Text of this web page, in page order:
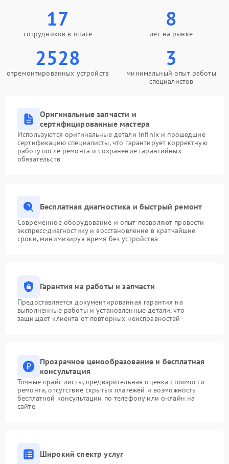
17
сотрудников в штате
8
лет на рынке
2528
отремонтированных устройств
3
минимальный опыт работы
специалистов
Оригинальные запчасти и
сертифицированные мастера
Используются оригинальные детали Infinix и прошедшие
сертификацию специалисты, что гарантирует корректную
работу после ремонта и сохранение гарантийных
обязательств
Бесплатная диагностика и быстрый ремонт
Современное оборудование и опыт позволяют провести
экспресс-диагностику и восстановление в кратчайшие
сроки, минимизируя время без устройства
Гарантия на работы и запчасти
Предоставляется документированная гарантия на
выполненные работы и установленные детали, что
защищает клиента от повторных неисправностей
Прозрачное ценообразование и бесплатная
консультация
Точные прайс-листы, предварительная оценка стоимости
ремонта, отсутствие скрытых платежей и возможность
бесплатной консультации по телефону или онлайн на
сайте
Широкий спектр услуг